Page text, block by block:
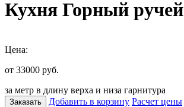
Кухня Горный ручей
Цена:
от 33000 руб.
за метр в длину верха и низа гарнитура
Заказать Добавить в корзину Расчет цены